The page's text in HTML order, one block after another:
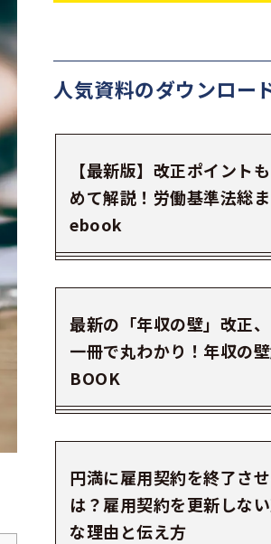
人気資料のダウンロー
【最新版】改正ポイント
めて解説！労働基準法総
ebook
最新の「年収の壁」改正
一冊で丸わかり！年収の
BOOK
円満に雇用契約を終了さ
は？雇用契約を更新しな
な理由と伝え方